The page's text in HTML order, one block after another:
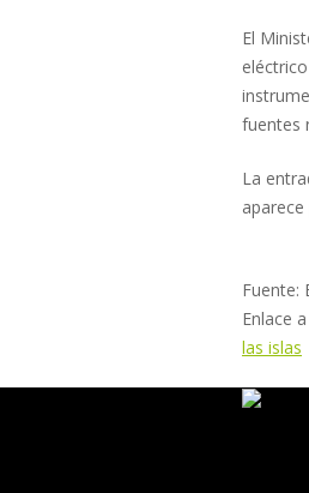
El
fuentes
La
Fuente:
Enlace
las islas